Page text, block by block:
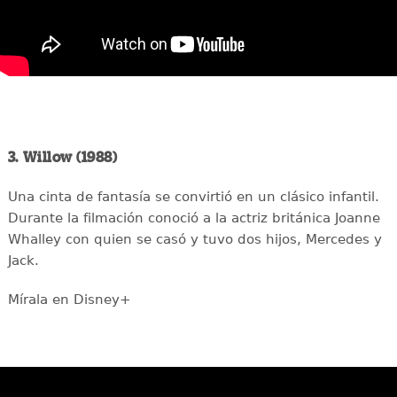
3. Willow (1988)
Una cinta de fantasía se convirtió en un clásico infantil.
Durante la filmación conoció a la actriz británica Joanne
Whalley con quien se casó y tuvo dos hijos, Mercedes y
Jack.
Mírala en Disney+